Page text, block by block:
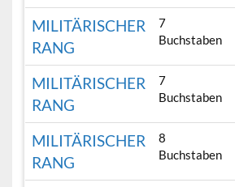
MILITÄRISCHER
RANG
7
Buchstaben
MILITÄRISCHER
RANG
7
Buchstaben
MILITÄRISCHER
RANG
8
Buchstaben